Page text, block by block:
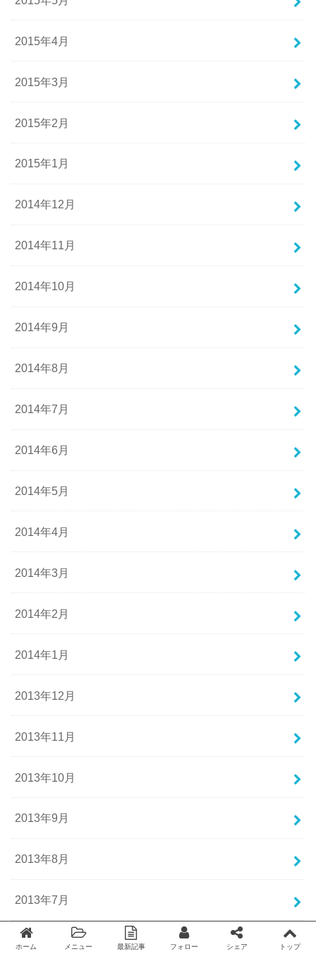
2015年4月
2015年3月
2015年2月
2015年1月
2014年12月
2014年11月
2014年10月
2014年9月
2014年8月
2014年7月
2014年6月
2014年5月
2014年4月
2014年3月
2014年2月
2014年1月
2013年12月
2013年11月
2013年10月
2013年9月
2013年8月
2013年7月
2013年6月
ホーム メニュー 最新記事 フォロー シェア トップ
Twitter facebook